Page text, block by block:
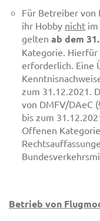
Für Betreiber von
ihr Hobby nicht im
geltenab dem
Kategorie. Hierfür
erforderlich. Eine
zum 31.12.2021.
von DMFV/DAeC
bis zum
Offenen
Betrieb von